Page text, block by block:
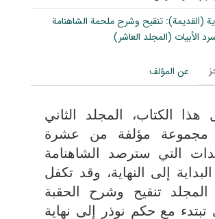
(القديمة): تنقيح وشرح ملحمة الشاهنامة
الأبيات (المجلد العاشر)
عن المؤلف
هذا الكتاب، المجلد الثاني
مؤلفة من عشرة
التي سترصد الشاهنامة
إلى النهایة، وقد تكفل
المجلد تنقیح وشرح الحقبة
تبتدء مع حكم نوذر إلى نهایة